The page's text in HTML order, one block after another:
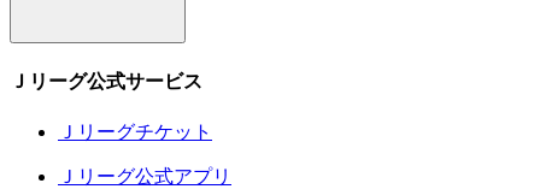
Ｊリーグ公式サービス
Ｊリーグチケット
Ｊリーグ公式アプリ